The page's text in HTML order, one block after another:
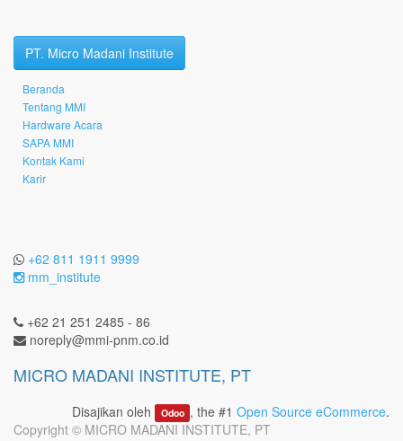
PT. Micro Madani Institute
Beranda
Tentang MMI
Hardware Acara
SAPA MMI
Kontak Kami
Karir
+62 811 1911 9999
mm_institute
+62 21 251 2485 - 86
noreply@mmi-pnm.co.id
MICRO MADANI INSTITUTE, PT
Disajikan oleh Odoo , the #1 Open Source eCommerce.
Copyright © MICRO MADANI INSTITUTE, PT